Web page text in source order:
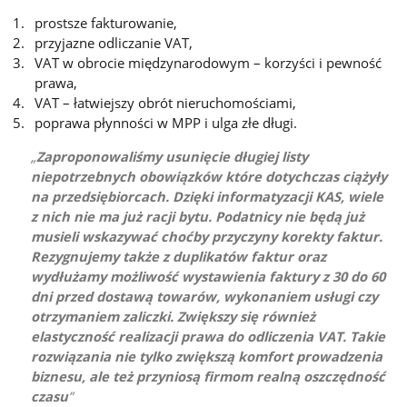
prostsze fakturowanie,
przyjazne odliczanie VAT,
VAT w obrocie międzynarodowym – korzyści i pewność
prawa,
VAT – łatwiejszy obrót nieruchomościami,
poprawa płynności w MPP i ulga złe długi.
Zaproponowaliśmy usunięcie długiej listy
niepotrzebnych obowiązków które dotychczas ciążyły
na przedsiębiorcach. Dzięki informatyzacji KAS, wiele
z nich nie ma już racji bytu. Podatnicy nie będą już
musieli wskazywać choćby przyczyny korekty faktur.
Rezygnujemy także z duplikatów faktur oraz
wydłużamy możliwość wystawienia faktury z 30 do 60
dni przed dostawą towarów, wykonaniem usługi czy
otrzymaniem zaliczki. Zwiększy się również
elastyczność realizacji prawa do odliczenia VAT. Takie
rozwiązania nie tylko zwiększą komfort prowadzenia
biznesu, ale też przyniosą firmom realną oszczędność
czasu